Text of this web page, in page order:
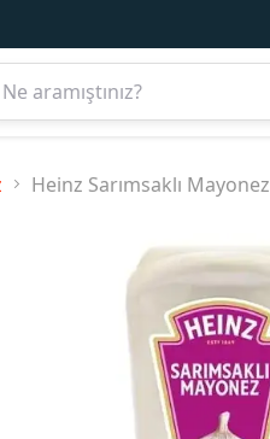
Heinz Sarımsaklı